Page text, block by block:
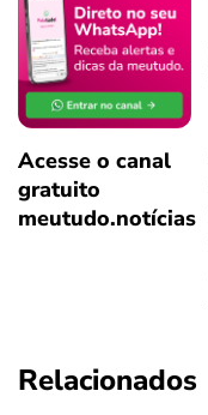
Acesse o canal
gratuito
meutudo.notícias
Relacionados